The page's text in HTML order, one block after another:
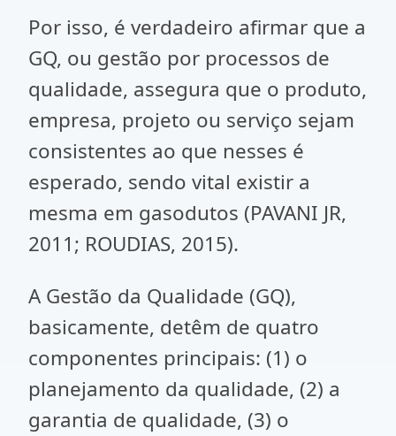
Por isso, é verdadeiro afirmar que a
GQ, ou gestão por processos de
qualidade, assegura que o produto,
empresa, projeto ou serviço sejam
consistentes ao que nesses é
esperado, sendo vital existir a
mesma em gasodutos (PAVANI JR,
2011; ROUDIAS, 2015).
A Gestão da Qualidade (GQ),
basicamente, detêm de quatro
componentes principais: (1) o
planejamento da qualidade, (2) a
garantia de qualidade, (3) o